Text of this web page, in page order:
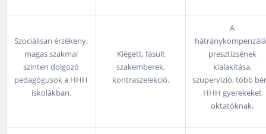
Szociálisan érzékeny,
magas szakmai
szinten dolgozó
pedagógusok a HHH
iskolákban.
Kiégett, fásult
szakemberek,
kontraszelekció.
A
presztízsének
kialakítása,
szupervízió, több
HHH gyerekeket
oktatóknak.